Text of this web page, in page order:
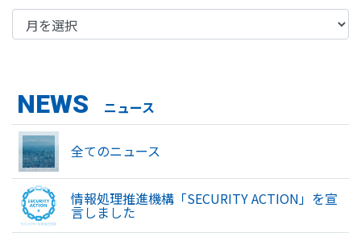
NEWS ニュース
全てのニュース
情報処理推進機構「SECURITY ACTION」を宣
言しました